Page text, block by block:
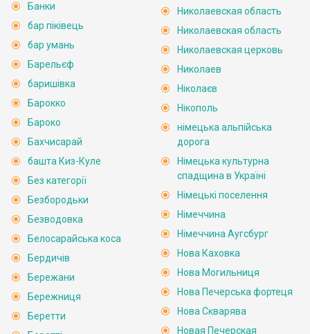
Банки
бар піківець
бар умань
Барельєф
баришівка
Барокко
Бароко
Бахчисарай
башта Киз-Куле
Без категорії
Безбородьки
Безводовка
Белосарайська коса
Бердичів
Бережани
Бережниця
Беретти
Николаевская область
Николаевская область
Николаевская церковь
Николаев
Ніколаєв
Нікополь
німецька альпійська
дорога
Німецька культурна
спадщина в Україні
Німецькі поселення
Німеччина
Німеччина Аугсбург
Нова Каховка
Нова Могильниця
Нова Печерська фортеця
Нова Скварява
Новая Печерская